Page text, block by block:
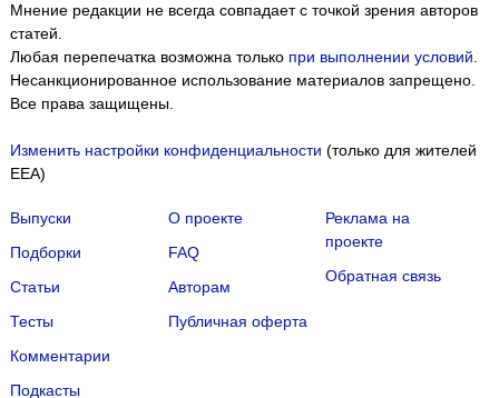
Мнение редакции не всегда совпадает с точкой зрения авторов
статей.
Любая перепечатка возможна только при выполнении условий.
Несанкционированное использование материалов запрещено.
Все права защищены.
Изменить настройки конфиденциальности (только для жителей
EEA)
Выпуски
Подборки
Статьи
Тесты
Комментарии
Подкасты
О проекте
FAQ
Авторам
Публичная оферта
Реклама на
проекте
Обратная связь